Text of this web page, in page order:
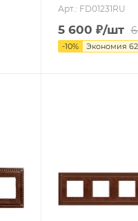
Арт.: FD01231RU
5 600 ₽/шт
-10% Экономия